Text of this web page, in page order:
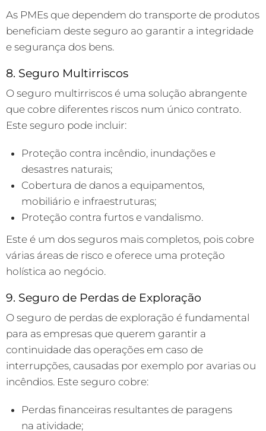
As PMEs que dependem do transporte de produtos
beneficiam deste seguro ao garantir a integridade
e segurança dos bens.
8. Seguro Multirriscos
O seguro multirriscos é uma solução abrangente
que cobre diferentes riscos num único contrato.
Este seguro pode incluir:
Proteção contra incêndio, inundações e
desastres naturais;
Cobertura de danos a equipamentos,
mobiliário e infraestruturas;
Proteção contra furtos e vandalismo.
Este é um dos seguros mais completos, pois cobre
várias áreas de risco e oferece uma proteção
holística ao negócio.
9. Seguro de Perdas de Exploração
O seguro de perdas de exploração é fundamental
para as empresas que querem garantir a
continuidade das operações em caso de
interrupções, causadas por exemplo por avarias ou
incêndios. Este seguro cobre:
Perdas financeiras resultantes de paragens
na atividade;